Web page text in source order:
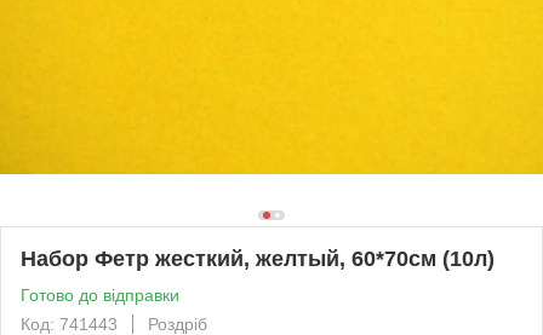
Набор Фетр жесткий, желтый, 60*70см (10л)
Готово до відправки
Код: 741443
Роздріб